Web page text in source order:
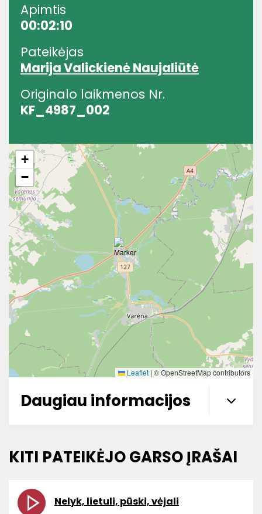
Apimtis
00:02:10
Pateikėjas
Marija Valickienė Naujaliūtė
Originalo laikmenos Nr.
KF_4987_002
+
−
Leaflet | © OpenStreetMap contributors
Daugiau informacijos
KITI PATEIKĖJO GARSO ĮRAŠAI
Nelyk, lietuli, pūski, vėjali